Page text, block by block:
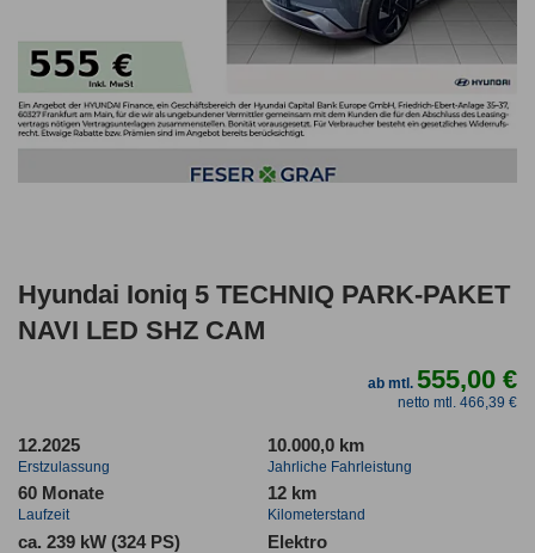
Hyundai Ioniq 5 TECHNIQ PARK-PAKET
NAVI LED SHZ CAM
ab mtl.555,00 €
netto mtl. 466,39 €
12.2025
Erstzulassung
10.000,0 km
Jahrliche Fahrleistung
60 Monate
Laufzeit
12 km
Kilometerstand
ca. 239 kW (324 PS) Elektro